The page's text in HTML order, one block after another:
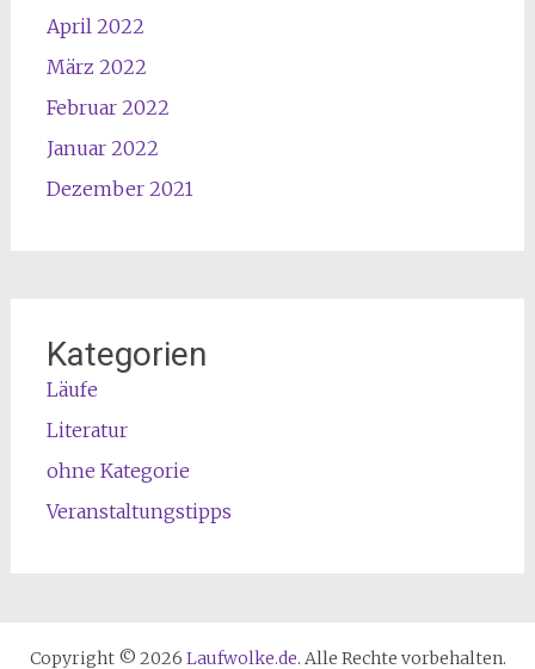
April 2022
März 2022
Februar 2022
Januar 2022
Dezember 2021
Kategorien
Läufe
Literatur
ohne Kategorie
Veranstaltungstipps
Copyright © 2026 Laufwolke.de. Alle Rechte vorbehalten.